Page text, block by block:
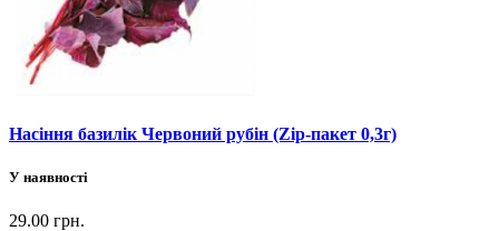
Насіння базилік Червоний рубін (Zip-пакет 0,3г)
У наявності
29.00 грн.